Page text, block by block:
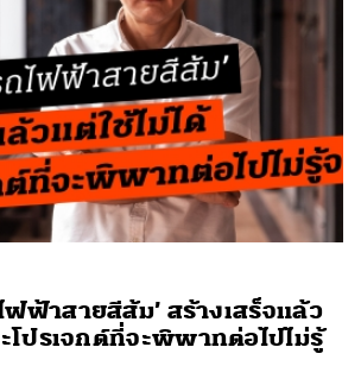
ฟ้าสายสีส้ม’ สร้างเสร็จแล้ว
ะโปรเจกต์ที่จะพิพาทต่อไปไม่รู้